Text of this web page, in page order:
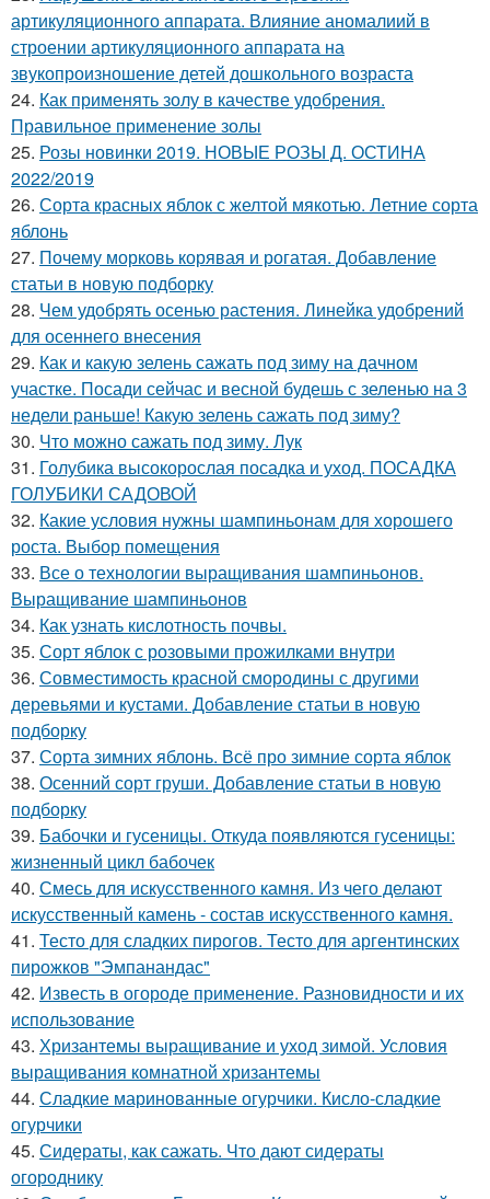
артикуляционного аппарата. Влияние аномалиий в
строении артикуляционного аппарата на
звукопроизношение детей дошкольного возраста
24. Как применять золу в качестве удобрения.
Правильное применение золы
25. Розы новинки 2019. НОВЫЕ РОЗЫ Д. ОСТИНА
2022/2019
26. Сорта красных яблок с желтой мякотью. Летние сорта
яблонь
27. Почему морковь корявая и рогатая. Добавление
статьи в новую подборку
28. Чем удобрять осенью растения. Линейка удобрений
для осеннего внесения
29. Как и какую зелень сажать под зиму на дачном
участке. Посади сейчас и весной будешь с зеленью на 3
недели раньше! Какую зелень сажать под зиму?
30. Что можно сажать под зиму. Лук
31. Голубика высокорослая посадка и уход. ПОСАДКА
ГОЛУБИКИ САДОВОЙ
32. Какие условия нужны шампиньонам для хорошего
роста. Выбор помещения
33. Все о технологии выращивания шампиньонов.
Выращивание шампиньонов
34. Как узнать кислотность почвы.
35. Сорт яблок с розовыми прожилками внутри
36. Совместимость красной смородины с другими
деревьями и кустами. Добавление статьи в новую
подборку
37. Сорта зимних яблонь. Всё про зимние сорта яблок
38. Осенний сорт груши. Добавление статьи в новую
подборку
39. Бабочки и гусеницы. Откуда появляются гусеницы:
жизненный цикл бабочек
40. Смесь для искусственного камня. Из чего делают
искусственный камень - состав искусственного камня.
41. Тесто для сладких пирогов. Тесто для аргентинских
пирожков "Эмпанандас"
42. Известь в огороде применение. Разновидности и их
использование
43. Хризантемы выращивание и уход зимой. Условия
выращивания комнатной хризантемы
44. Сладкие маринованные огурчики. Кисло-сладкие
огурчики
45. Сидераты, как сажать. Что дают сидераты
огороднику